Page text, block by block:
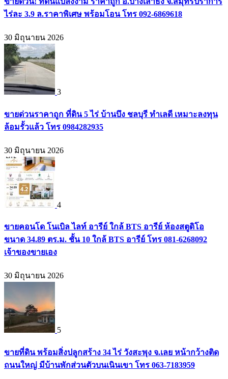
ไร่ละ 3.9 ล.ราคาพิเศษ พร้อมโอน โทร 092-6869618
30 มิถุนายน 2026
3
ขายด่วนราคาถูก ที่ดิน 5 ไร่ บ้านบึง ชลบุรี ทำเลดี เหมาะลงทุน
ล้อมรั้วแล้ว โทร 0984282935
30 มิถุนายน 2026
4
ขายคอนโด โนเบิล ไลท์ อารีย์ ใกล้ BTS อารีย์ ห้องสตูดิโอ
ขนาด 34.89 ตร.ม. ชั้น 10 ใกล้ BTS อารีย์ โทร 081-6268092
เจ้าของขายเอง
30 มิถุนายน 2026
5
ขายที่ดิน พร้อมสิ่งปลูกสร้าง 34 ไร่ วังสะพุง จ.เลย หน้ากว้างติด
ถนนใหญ่ มีบ้านพักส่วนตัวบนเนินเขา โทร 063-7183959